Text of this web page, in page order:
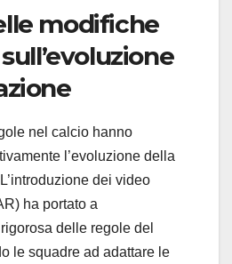
modifiche
nel calcio hanno
l’evoluzione della
dei video
ha portato a
delle regole del
le squadre ad adattare le